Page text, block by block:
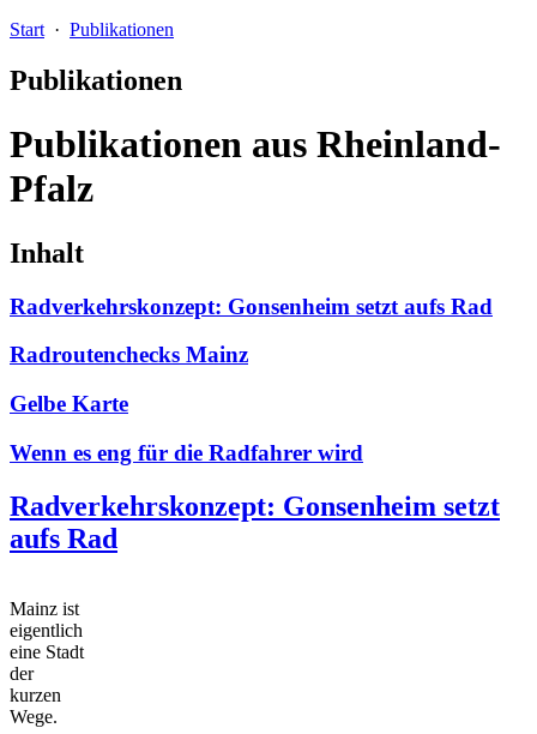
Start · Publikationen
Publikationen
Publikationen aus Rheinland-
Pfalz
Inhalt
Radverkehrskonzept: Gonsenheim setzt aufs Rad
Radroutenchecks Mainz
Gelbe Karte
Wenn es eng für die Radfahrer wird
Radverkehrskonzept: Gonsenheim setzt
aufs Rad
Mainz ist
eigentlich
eine Stadt
der
kurzen
Wege.